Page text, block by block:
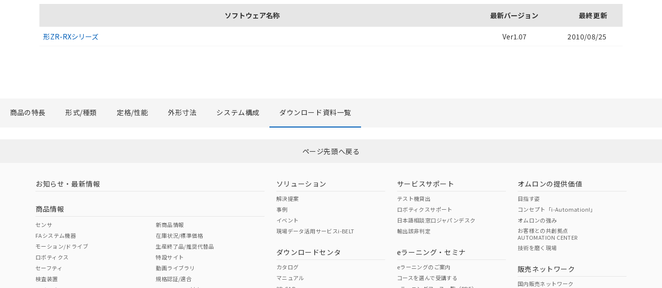
ソフトウェアのダウンロード資料一覧
ソフトウェア名称 最新バージョン 最終更新
形ZR-RXシリーズ Ver1.07 2010/08/25
0 選択したファイルを一括ダウンロード
商品の特長 形式/種類 定格/性能 外形寸法 システム構成 ダウンロード資料一覧
ページ先頭へ戻る
お知らせ・最新情報
商品情報
センサ
FAシステム機器
モーション/ドライブ
ロボティクス
セーフティ
検査装置
新商品情報
在庫状況/標準価格
生産終了品/推奨代替品
特設サイト
動画ライブラリ
規格認証/適合
ソリューション
解決提案
事例
イベント
現場データ活用サービスi-BELT
ダウンロードセンタ
カタログ
マニュアル
サービスサポート
テスト機貸出
ロボティクスサポート
日本語相談窓口ジャパンデスク
輸出該非判定
eラーニング・セミナ
eラーニングのご案内
コースを選んで受講する
オムロンの提供価値
目指す姿
コンセプト「i-Automation!」
オムロンの強み
お客様との共創拠点
AUTOMATION CENTER
技術を磨く現場
販売ネットワーク
国内販売ネットワーク